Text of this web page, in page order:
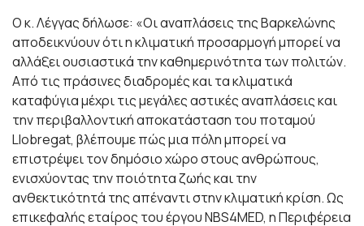
Ο κ. Λέγγας δήλωσε: «Οι αναπλάσεις της Βαρκελώνης
αποδεικνύουν ότι η κλιματική προσαρμογή μπορεί να
αλλάξει ουσιαστικά την καθημερινότητα των πολιτών.
Από τις πράσινες διαδρομές και τα κλιματικά
καταφύγια μέχρι τις μεγάλες αστικές αναπλάσεις και
την περιβαλλοντική αποκατάσταση του ποταμού
Llobregat, βλέπουμε πώς μια πόλη μπορεί να
επιστρέψει τον δημόσιο χώρο στους ανθρώπους,
ενισχύοντας την ποιότητα ζωής και την
ανθεκτικότητά της απέναντι στην κλιματική κρίση. Ως
επικεφαλής εταίρος του έργου NBS4MED, η Περιφέρεια